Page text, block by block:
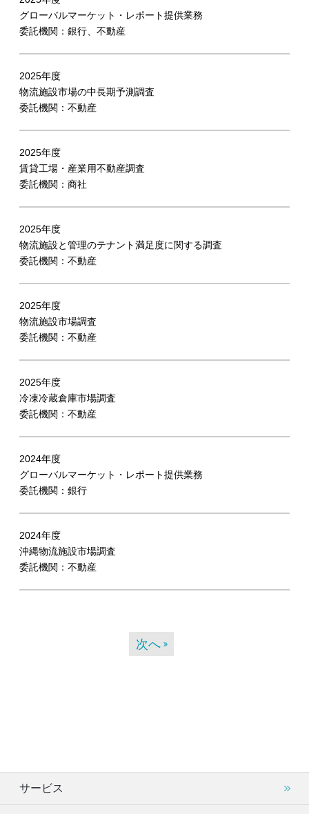
グローバルマーケット・レポート提供業務
委託機関：銀行、不動産
2025年度
物流施設市場の中長期予測調査
委託機関：不動産
2025年度
賃貸工場・産業用不動産調査
委託機関：商社
2025年度
物流施設と管理のテナント満足度に関する調査
委託機関：不動産
2025年度
物流施設市場調査
委託機関：不動産
2025年度
冷凍冷蔵倉庫市場調査
委託機関：不動産
2024年度
グローバルマーケット・レポート提供業務
委託機関：銀行
2024年度
沖縄物流施設市場調査
委託機関：不動産
次へ
サービス